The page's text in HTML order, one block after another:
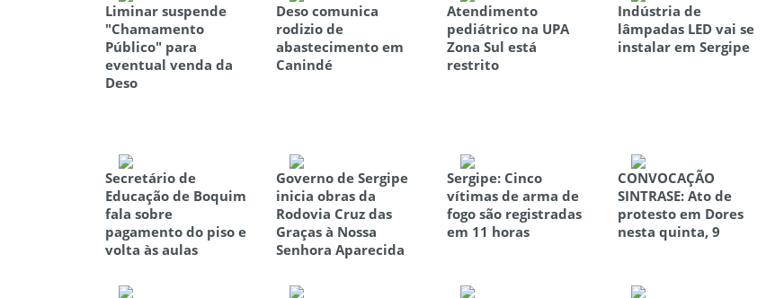
Liminar suspende
"Chamamento
Público" para
eventual venda da
Deso
Deso comunica
rodizio de
abastecimento em
Canindé
Atendimento
pediátrico na UPA
Zona Sul está
restrito
Indústria de
lâmpadas LED vai se
instalar em Sergipe
Secretário de
Educação de Boquim
fala sobre
pagamento do piso e
volta às aulas
Governo de Sergipe
inicia obras da
Rodovia Cruz das
Graças à Nossa
Senhora Aparecida
Sergipe: Cinco
vítimas de arma de
fogo são registradas
em 11 horas
CONVOCAÇÃO
SINTRASE: Ato de
protesto em Dores
nesta quinta, 9